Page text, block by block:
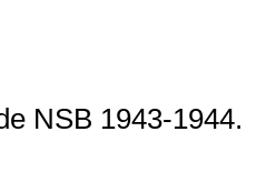
NSB 1943-1944.